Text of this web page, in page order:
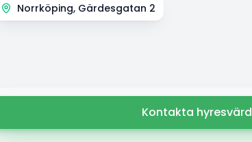
Norrköping, Gärdesgatan 2
Kontakta hyresvärd